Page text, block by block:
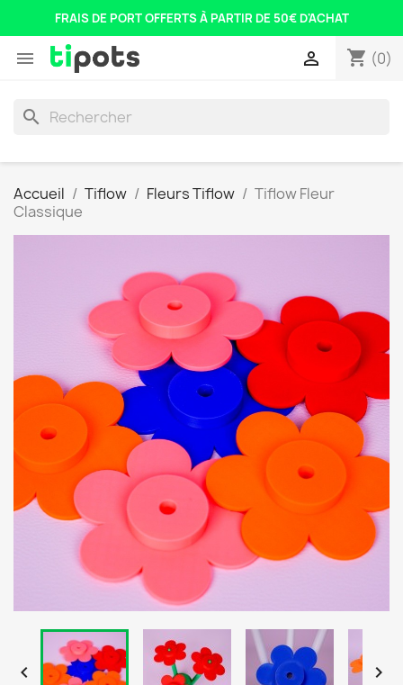
FRAIS DE PORT OFFERTS À PARTIR DE 50€ D'ACHAT
 shopping_cart (0)

search
Accueil Tiflow Fleurs Tiflow
Tiflow Fleur
Classique
 